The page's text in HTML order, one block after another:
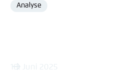
Format
Analyse